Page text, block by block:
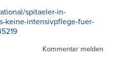
spitaeler-in-
keine-intensivpflege-fuer-
Kommentar melden